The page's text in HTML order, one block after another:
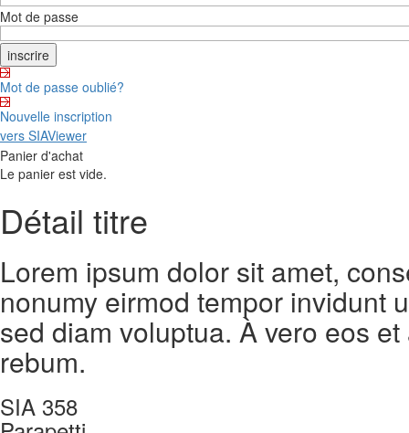
Mot de passe
Mot de passe oublié?
Nouvelle inscription
vers SIAViewer
Panier d'achat
Le panier est vide.
Détail titre
Lorem ipsum dolor sit amet,
nonumy eirmod tempor invidunt
sed diam voluptua. À vero eos
rebum.
SIA 358